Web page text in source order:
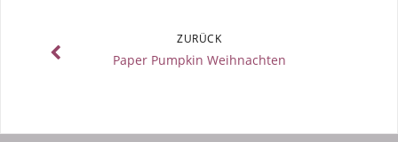
ZURÜCK
Paper Pumpkin Weihnachten